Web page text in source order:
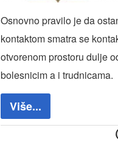
Osnovno pravilo je da
kontaktom smatra se
otvorenom prostoru dulje
bolesnicim a i trudnicama.
Više...